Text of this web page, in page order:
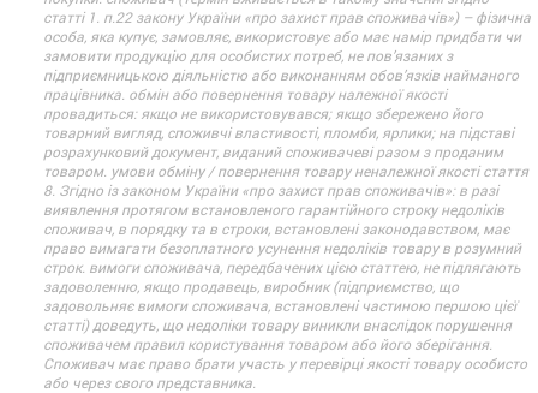
статті 1. п.22 закону України «про захист прав споживачів») – фізична
особа, яка купує, замовляє, використовує або має намір придбати чи
замовити продукцію для особистих потреб, не пов’язаних з
підприємницькою діяльністю або виконанням обов’язків найманого
працівника. обмін або повернення товару належної якості
провадиться: якщо не використовувався; якщо збережено його
товарний вигляд, споживчі властивості, пломби, ярлики; на підставі
розрахунковий документ, виданий споживачеві разом з проданим
товаром. умови обміну / повернення товару неналежної якості стаття
8. Згідно із законом України «про захист прав споживачів»: в разі
виявлення протягом встановленого гарантійного строку недоліків
споживач, в порядку та в строки, встановлені законодавством, має
право вимагати безоплатного усунення недоліків товару в розумний
строк. вимоги споживача, передбачених цією статтею, не підлягають
задоволенню, якщо продавець, виробник (підприємство, що
задовольняє вимоги споживача, встановлені частиною першою цієї
статті) доведуть, що недоліки товару виникли внаслідок порушення
споживачем правил користування товаром або його зберігання.
Споживач має право брати участь у перевірці якості товару особисто
або через свого представника.